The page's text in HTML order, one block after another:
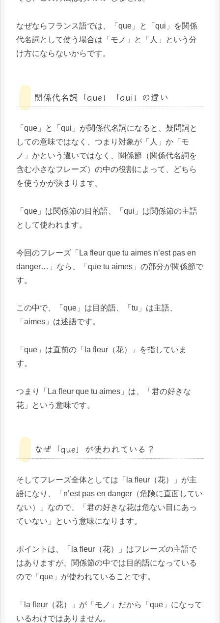
なぜならフランス語では、「que」と「qui」を関係
代名詞として使う場合は「モノ」と「人」という分
け方にならないからです。
関係代名詞「que」「qui」の違い
「que」と「qui」が関係代名詞になると、疑問詞と
しての意味ではなく、つまり対象が「人」か「モ
ノ」かという違いではなく、関係節（関係代名詞を
含む小さなフレーズ）の中の役割によって、どちら
を使うかが決まります。
「que」は関係節の目的語、「qui」は関係節の主語
として使われます。
今回のフレーズ「La fleur que tu aimes n’est pas en
danger…」なら、「que tu aimes」の部分が関係節で
す。
この中で、「que」は目的語、「tu」は主語、
「aimes」は述語です。
「que」は直前の「la fleur（花）」を指していま
す。
つまり「La fleur que tu aimes」は、「君の好きな
花」という意味です。
なぜ「que」が使われている？
そしてフレーズ全体としては「la fleur（花）」が主
語になり、「n’est pas en danger（危険に直面してい
ない）」なので、「君の好きな花は危ない目にあっ
ていない」という意味になります。
ポイントは、「la fleur（花）」はフレーズの主語で
はありますが、関係節の中では目的語になっている
ので「que」が使われていることです。
「la fleur（花）」が「モノ」だから「que」になって
いるわけではありません。